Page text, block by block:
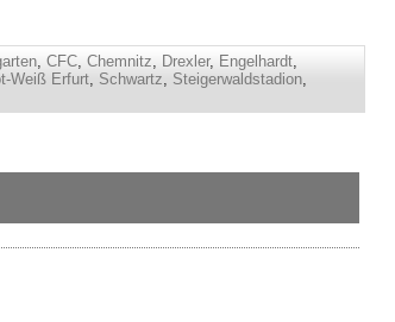
CFC Chemnitz Drexler, Engelhardt
Weiß Erfurt Schwartz Steigerwaldstadion